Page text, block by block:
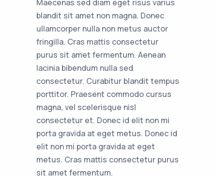
Maecenas sed diam eget risus varius
blandit sit amet non magna. Donec
ullamcorper nulla non metus auctor
fringilla. Cras mattis consectetur
purus sit amet fermentum. Aenean
lacinia bibendum nulla sed
consectetur. Curabitur blandit tempus
porttitor. Praesent commodo cursus
magna, vel scelerisque nisl
consectetur et. Donec id elit non mi
porta gravida at eget metus. Donec id
elit non mi porta gravida at eget
metus. Cras mattis consectetur purus
sit amet fermentum.